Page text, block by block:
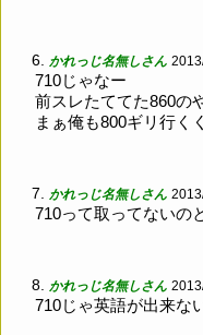
6. かれっじ名無しさん
710じゃなー
前スレたててた860の
まぁ俺も800ギリ行く
7. かれっじ名無しさん
710って取ってないの
8. かれっじ名無しさん
710じゃ英語が出来な